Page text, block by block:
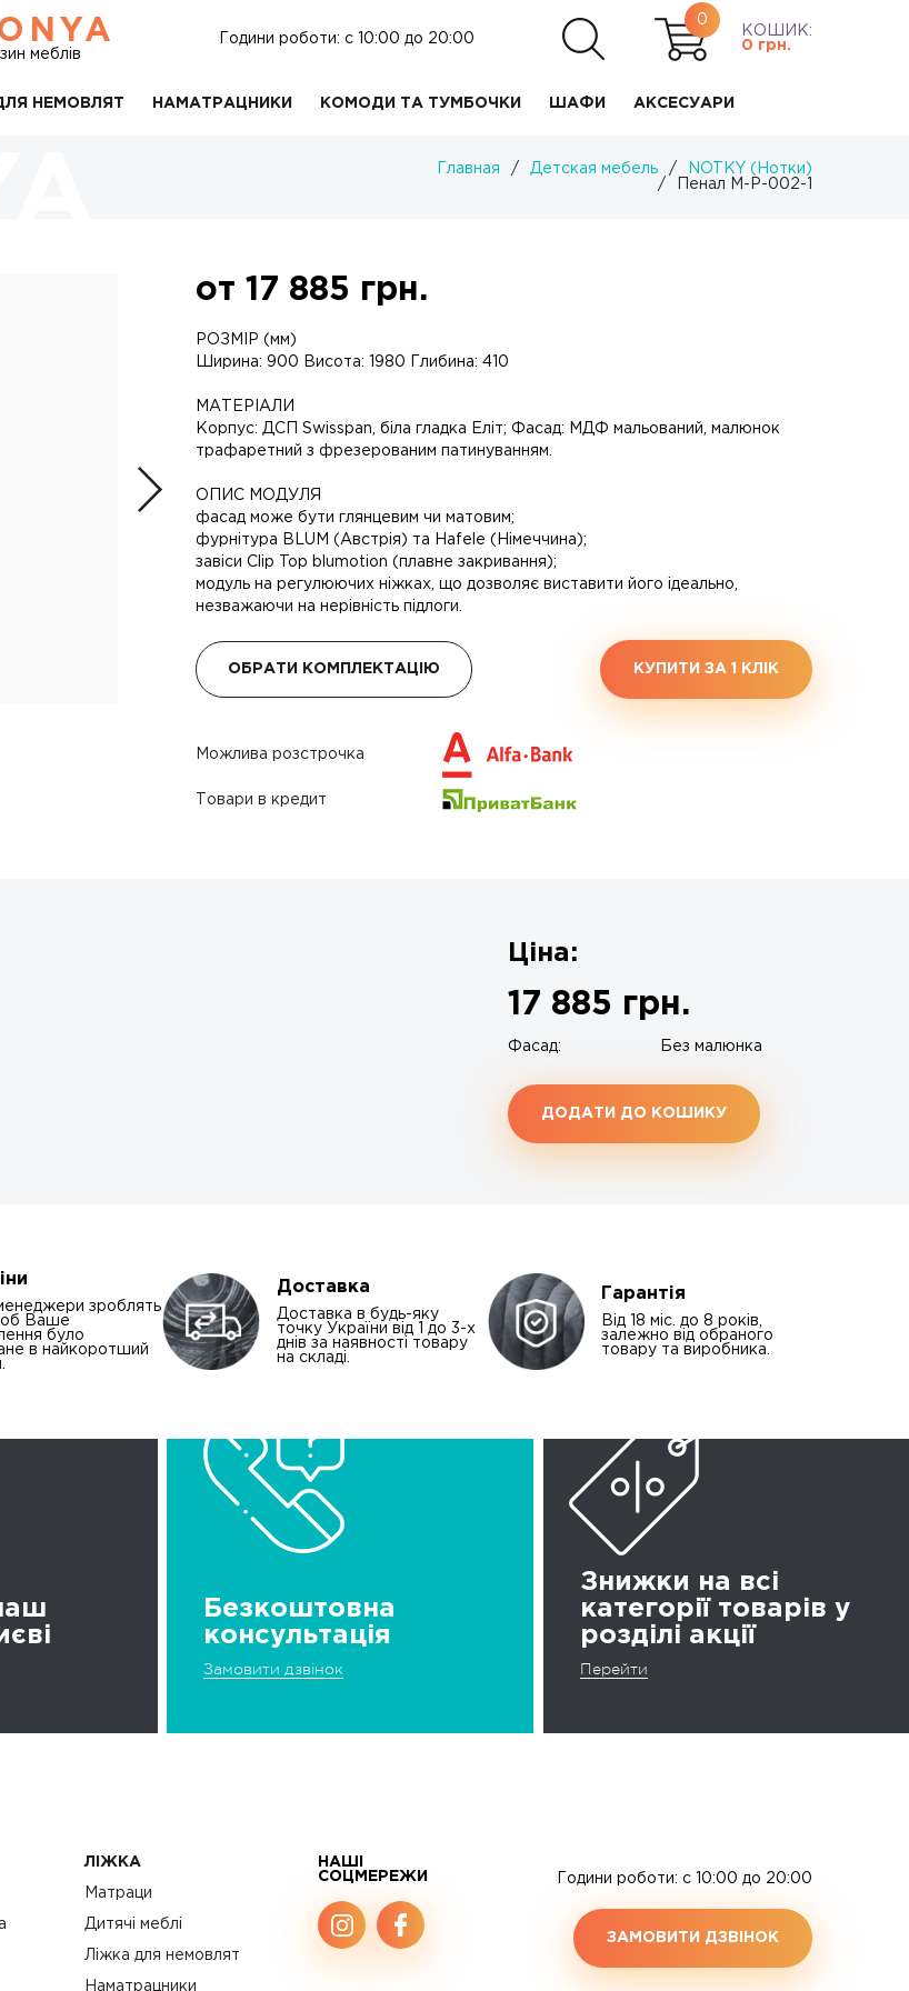
меблів
Години роботи: c 10:00 до 20:00
0
КОШИК:
0 грн.
НЕМОВЛЯТ НАМАТРАЦНИКИ КОМОДИ ТА ТУМБОЧКИ ШАФИ АКСЕСУАРИ
Главная / Детская мебель /
NOTKY (Нотки)
/
Пенал M-P-002-1
от 17 885 грн.
РОЗМІР (мм)
Ширина: 900 Висота: 1980 Глибина: 410
МАТЕРІАЛИ
Корпус: ДСП Swisspan, біла гладка Еліт; Фасад: МДФ мальований, малюнок
трафаретний з фрезерованим патинуванням.
ОПИС МОДУЛЯ
фасад може бути глянцевим чи матовим;
фурнітура BLUM (Австрія) та Hafele (Німеччина);
завіси Clip Top blumotion (плавне закривання);
модуль на регулюючих ніжках, що дозволяє виставити його ідеально,
незважаючи на нерівність підлоги.
ОБРАТИ КОМПЛЕКТАЦІЮ КУПИТИ ЗА 1 КЛIК
Можлива розстрочка
Товари в кредит
Ціна:
17 885 грн.
Фасад: Без малюнка
ДОДАТИ ДО КОШИКУ
зроблять
Ваше
було
в найкоротший
Доставка
Доставка в будь-яку
точку України від 1 до 3-х
днів за наявності товару
на складі.
Гарантія
Від 18 міс. до 8 років,
залежно від обраного
товару та виробника.
Безкоштовна
консультація
Замовити дзвінок
Знижки на всі
категорії товарів у
розділі акції
Перейти
ЛІЖКА
Матраци
Дитячі меблі
Ліжка для немовлят
Наматрацники
НАШІ
СОЦМЕРЕЖИ
Години роботи: c 10:00 до 20:00
ЗАМОВИТИ ДЗВІНОК